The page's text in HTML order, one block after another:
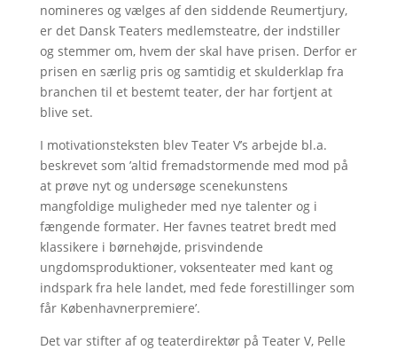
nomineres og vælges af den siddende Reumertjury,
er det Dansk Teaters medlemsteatre, der indstiller
og stemmer om, hvem der skal have prisen. Derfor er
prisen en særlig pris og samtidig et skulderklap fra
branchen til et bestemt teater, der har fortjent at
blive set.
I motivationsteksten blev Teater V’s arbejde bl.a.
beskrevet som ’altid fremadstormende med mod på
at prøve nyt og undersøge scenekunstens
mangfoldige muligheder med nye talenter og i
fængende formater. Her favnes teatret bredt med
klassikere i børnehøjde, prisvindende
ungdomsproduktioner, voksenteater med kant og
indspark fra hele landet, med fede forestillinger som
får Københavnerpremiere’.
Det var stifter af og teaterdirektør på Teater V, Pelle